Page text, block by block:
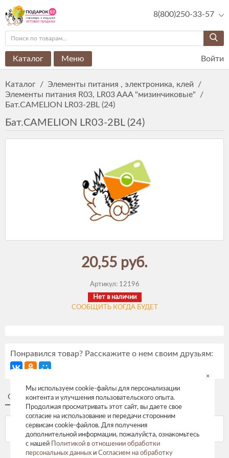
8(800)250-33-57
Каталог Меню Войти
Каталог / Элементы питания , электроника, клей
/
Элементы питания R03, LR03 AAA "мизинчиковые"
/
Бат.CAMELION LR03-2BL (24)
Бат.CAMELION LR03-2BL (24)
20,55 руб.
Артикул: 12196
Нет в наличии
СООБЩИТЬ КОГДА БУДЕТ
Понравился товар? Расскажите о нем своим друзьям:
Описание Отзывы
Мы используем cookie-файлы для персонализации
контента и улучшения пользовательского опыта.
Продолжая просматривать этот сайт, вы даете свое
согласие на использование и передачи сторонним
сервисам cookie-файлов. Для получения
дополнительной информации, пожалуйста, ознакомьтесь
с нашей
Политикой в отношении обработки
персональных данных и Согласием на обработку
×